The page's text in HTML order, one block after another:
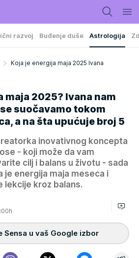
razvoj Buđenje duše Astrologija
Koja je energija maja 2025 Ivana
maja 2025? Ivana nam
suočavamo tokom
a na šta upućuje broj 5
inovativnog koncepta
- koji može da vam
cilj i balans u životu - sada
je energija maja meseca i
lekcije kroz balans.
Sensa u vaš Google izbor